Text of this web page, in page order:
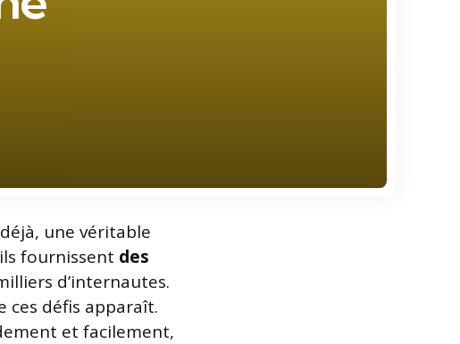
une véritable
fournissent des
d’internautes.
ces défis apparaît.
et facilement,